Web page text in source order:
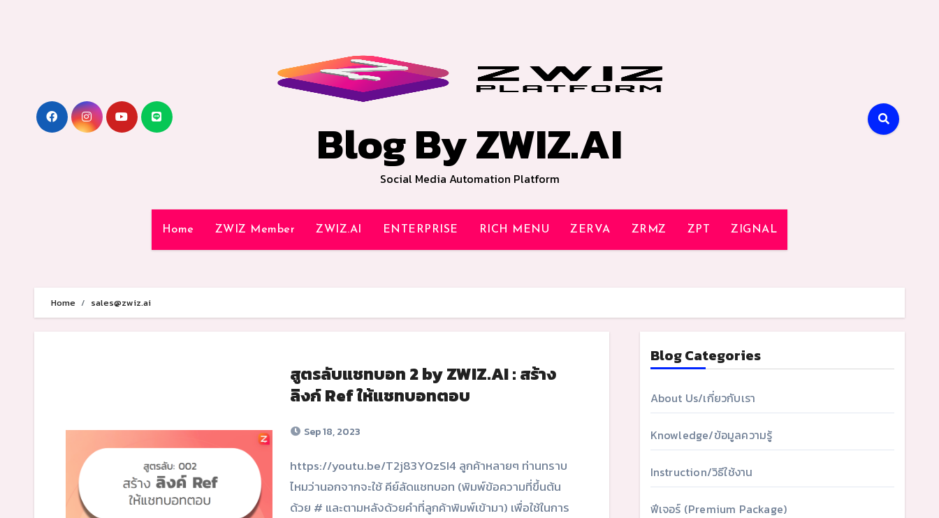
Blog By ZWIZ.AI
Social Media Automation Platform
Home ZWIZ Member ZWIZ.AI ENTERPRISE RICH MENU ZERVA ZRMZ ZPT ZIGNAL
Home sales@zwiz.ai
สูตรลับแชทบอท 2 by ZWIZ.AI : สร้าง
ลิงก์ Ref ให้แชทบอทตอบ
Sep 18, 2023
https://youtu.be/T2j83YOzSI4 ลูกค้าหลายๆ ท่านทราบ
ไหมว่านอกจากจะใช้ คีย์ลัดแชทบอท (พิมพ์ข้อความที่ขึ้นต้น
ด้วย # และตามหลังด้วยคำที่ลูกค้าพิมพ์เข้ามา) เพื่อใช้ในการ
Blog Categories
About Us/เกี่ยวกับเรา
Knowledge/ข้อมูลความรู้
Instruction/วิธีใช้งาน
ฟีเจอร์ (Premium Package)